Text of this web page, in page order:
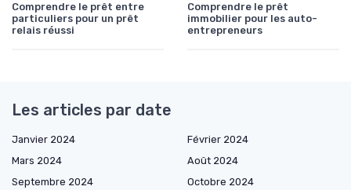
Comprendre le prêt entre
particuliers pour un prêt
relais réussi
Comprendre le prêt
immobilier pour les auto-
entrepreneurs
Les articles par date
Janvier 2024
Février 2024
Mars 2024
Août 2024
Septembre 2024
Octobre 2024